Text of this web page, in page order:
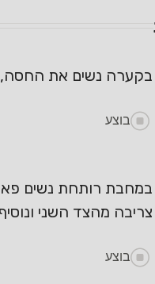
בקערה נשים את החסה,
בוצע
צריבה מהצד השני
בוצע